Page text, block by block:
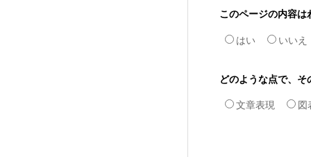
このページの内容は
はい いいえ
どのような点で、
文章表現 図